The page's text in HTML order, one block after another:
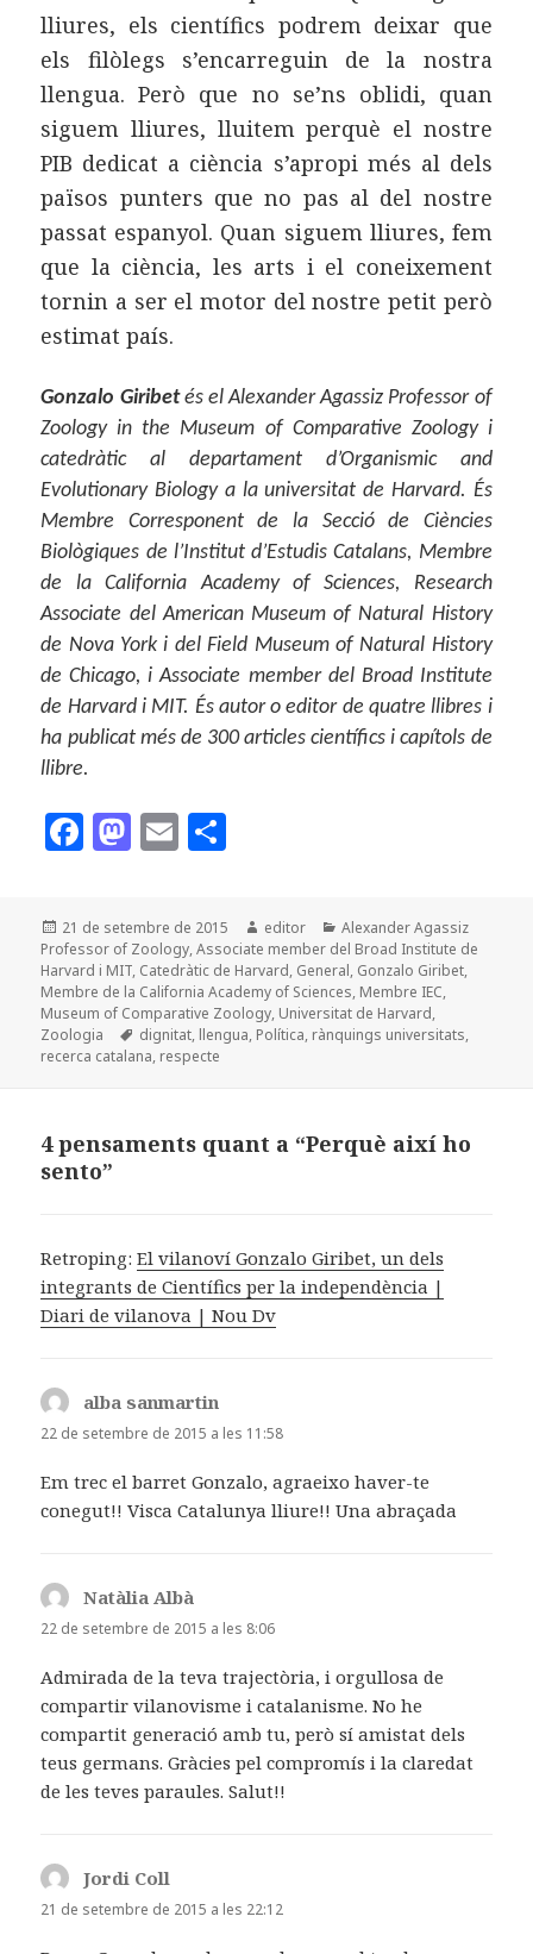
lliures, els científics podrem deixar que
els filòlegs s’encarreguin de la nostra
llengua. Però que no se’ns oblidi, quan
siguem lliures, lluitem perquè el nostre
PIB dedicat a ciència s’apropi més al dels
països punters que no pas al del nostre
passat espanyol. Quan siguem lliures, fem
que la ciència, les arts i el coneixement
tornin a ser el motor del nostre petit però
estimat país.
Gonzalo Giribetés el Alexander Agassiz Professor of
Zoology in the Museum of Comparative Zoology i
catedràtic al departament d’Organismic and
Evolutionary Biology a la universitat de Harvard. És
Membre Corresponent de la Secció de Ciències
Biològiques de l’Institut d’Estudis Catalans, Membre
de la California Academy of Sciences, Research
Associate del American Museum of Natural History
de Nova York i del Field Museum of Natural History
de Chicago, i Associate member del Broad Institute
de Harvard i MIT. És autor o editor de quatre llibres i
ha publicat més de 300 articles científics i capítols de
llibre.
F
c
e
b
o
o
M
to
d
o
n
E
ai
l
m
p
a
rt
ei
Publicat
el
21 de setembre de 2015 Autor
editor Categories
Alexander Agassiz
Professor of Zoology,Associate member del Broad Institute de
Harvard i MIT, Catedràtic de Harvard, General, Gonzalo Giribet,
Membre de la California Academy of Sciences, Membre IEC,
Museum of Comparative Zoology, Universitat de Harvard,
Zoologia
Etiquetes
dignitat, llengua, Política, rànquings universitats,
recerca catalana, respecte
4 pensaments quant a “Perquè així ho
sento”
Retroping:El vilanoví Gonzalo Giribet, un dels
integrants de Científics per la independència |
Diari de vilanova | Nou Dv
alba sanmartin
dit:
22 de setembre de 2015 a les 11:58
Em trec el barret Gonzalo, agraeixo haver-te
conegut!! Visca Catalunya lliure!! Una abraçada
Natàlia Albà
dit:
22 de setembre de 2015 a les 8:06
Admirada de la teva trajectòria, i orgullosa de
compartir vilanovisme i catalanisme. No he
compartit generació amb tu, però sí amistat dels
teus germans. Gràcies pel compromís i la claredat
de les teves paraules. Salut!!
Jordi Coll
dit:
21 de setembre de 2015 a les 22:12